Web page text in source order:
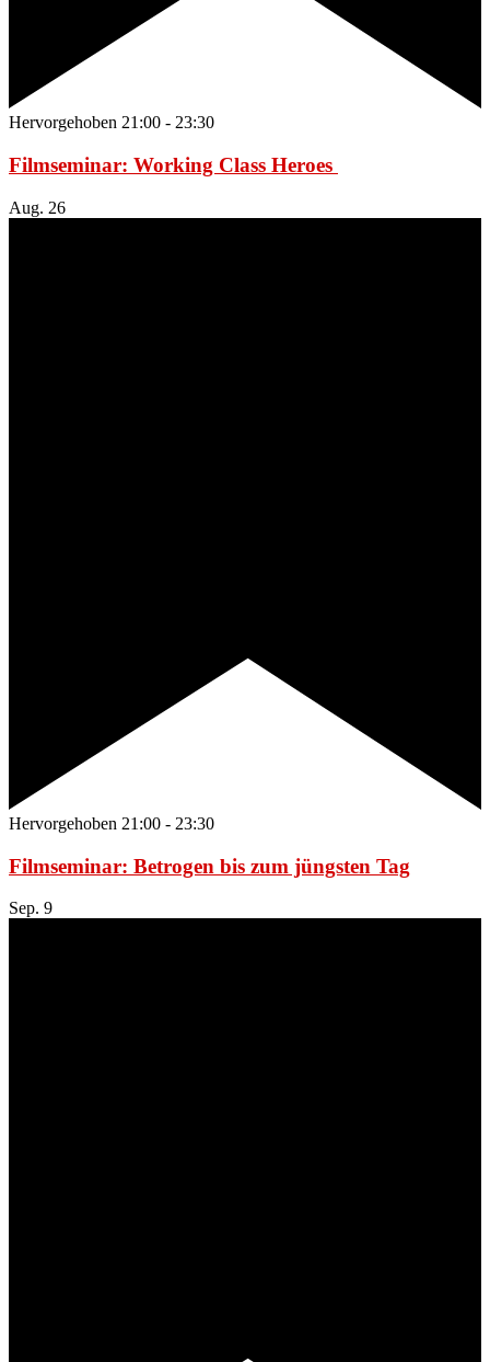
Hervorgehoben 21:00 - 23:30
Filmseminar: Working Class Heroes
Aug. 26
Hervorgehoben 21:00 - 23:30
Filmseminar: Betrogen bis zum jüngsten Tag
Sep. 9